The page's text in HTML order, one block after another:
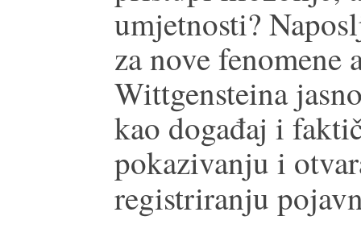
umjetnosti?
za nove fenomene
Wittgensteina
kao događaj i
pokazivanju i
registriranju